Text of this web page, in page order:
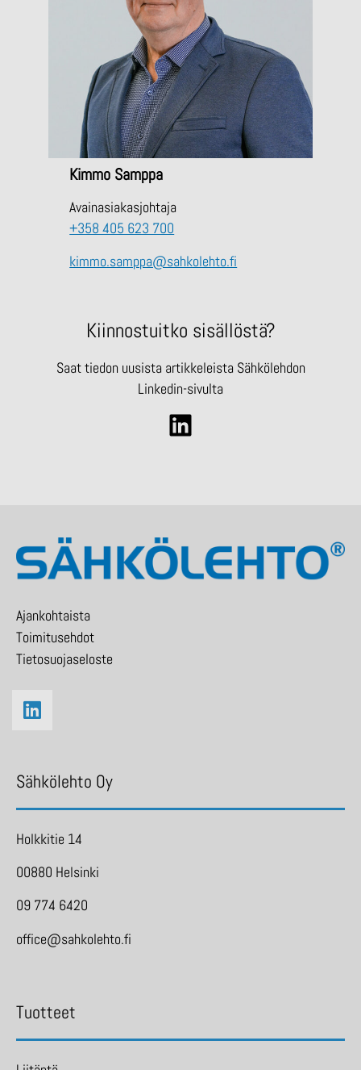
Kimmo Samppa
Avainasiakasjohtaja
+358 405 623 700
kimmo.samppa@sahkolehto.fi
Kiinnostuitko sisällöstä?
Saat tiedon uusista artikkeleista Sähkölehdon
Linkedin-sivulta
Ajankohtaista
Toimitusehdot
Tietosuojaseloste
Sähkölehto Oy
Holkkitie 14
00880 Helsinki
09 774 6420
office@sahkolehto.fi
Tuotteet